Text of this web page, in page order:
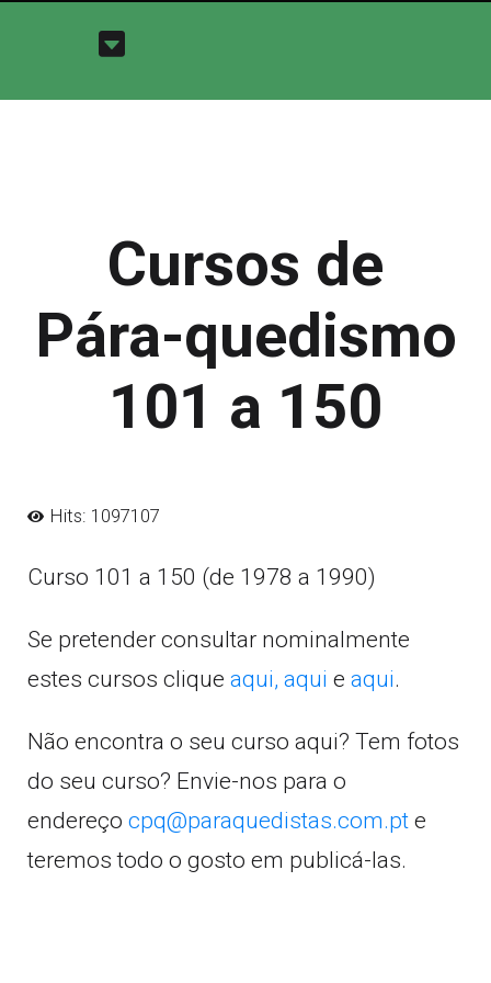
Cursos de
Pára-quedismo
101 a 150
Hits: 1097107
Curso 101 a 150 (de 1978 a 1990)
Se pretender consultar nominalmente
estes cursos clique aqui, aqui e aqui.
Não encontra o seu curso aqui? Tem fotos
do seu curso? Envie-nos para o
endereço cpq@paraquedistas.com.pt e
teremos todo o gosto em publicá-las.